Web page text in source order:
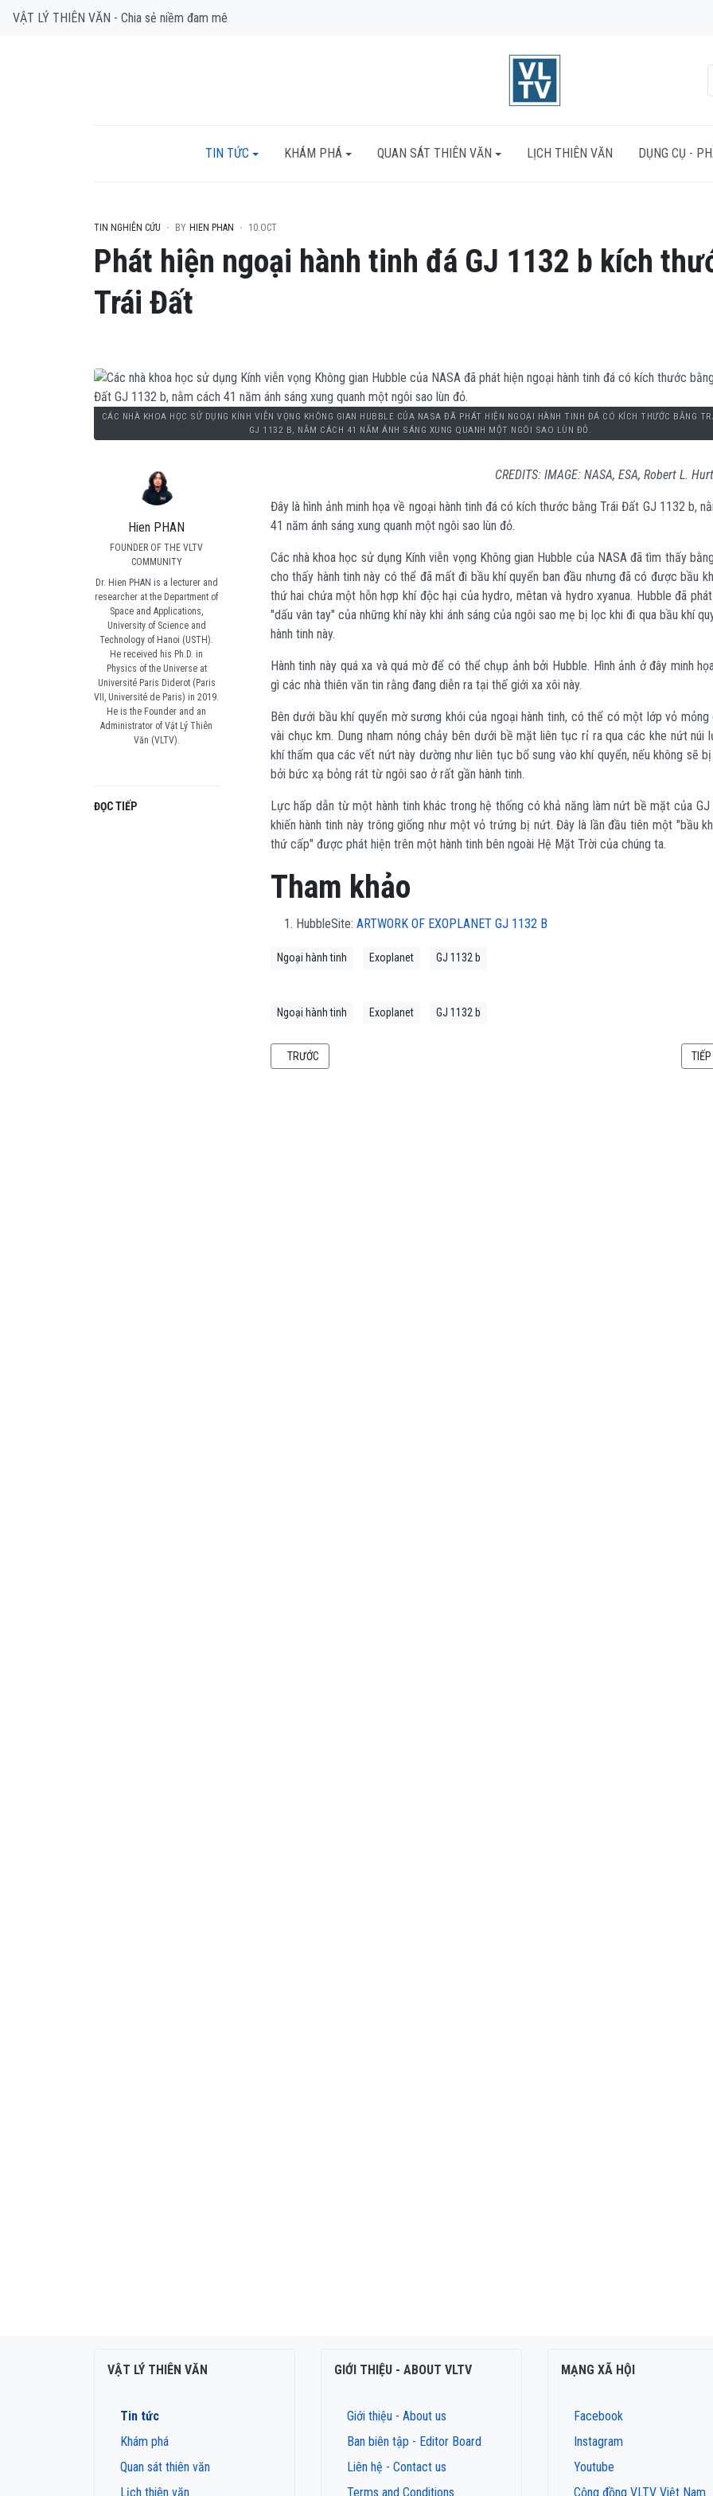
VẬT LÝ THIÊN VĂN - Chia sẻ niềm đam mê
TIN TỨC KHÁM PHÁ QUAN SÁT THIÊN VĂN LỊCH THIÊN VĂN DỤNG CỤ -
TIN NGHIÊN CỨU BY HIEN PHAN 10.OCT
Phát hiện ngoại hành tinh đá GJ 1132 b kích
Trái Đất
CÁC NHÀ KHOA HỌC SỬ DỤNG KÍNH VIỄN VỌNG KHÔNG GIAN HUBBLE CỦA NASA ĐÃ PHÁT HIỆN NGOẠI HÀNH TINH ĐÁ CÓ KÍCH THƯỚC BẰNG
GJ 1132 B, NẰM CÁCH 41 NĂM ÁNH SÁNG XUNG QUANH MỘT NGÔI SAO LÙN ĐỎ.
Hien PHAN
FOUNDER OF THE VLTV
COMMUNITY
Dr. Hien PHAN is a lecturer and
researcher at the Department of
Space and Applications,
University of Science and
Technology of Hanoi (USTH).
He received his Ph.D. in
Physics of the Universe at
Université Paris Diderot (Paris
VII, Université de Paris) in 2019.
He is the Founder and an
Administrator of Vật Lý Thiên
Văn (VLTV).
ĐỌC TIẾP
CREDITS: IMAGE: NASA, ESA, Robert L.
Đây là hình ảnh minh họa về ngoại hành tinh đá có kích thước bằng Trái Đất GJ 1132 b,
41 năm ánh sáng xung quanh một ngôi sao lùn đỏ.
Các nhà khoa học sử dụng Kính viễn vọng Không gian Hubble của NASA đã tìm thấy
cho thấy hành tinh này có thể đã mất đi bầu khí quyển ban đầu nhưng đã có được bầu
thứ hai chứa một hỗn hợp khí độc hại của hydro, mêtan và hydro xyanua. Hubble đã
"dấu vân tay" của những khí này khi ánh sáng của ngôi sao mẹ bị lọc khi đi qua bầu khí
hành tinh này.
Hành tinh này quá xa và quá mờ để có thể chụp ảnh bởi Hubble. Hình ảnh ở đây minh
gì các nhà thiên văn tin rằng đang diễn ra tại thế giới xa xôi này.
Bên dưới bầu khí quyển mờ sương khói của ngoại hành tinh, có thể có một lớp vỏ mỏng
vài chục km. Dung nham nóng chảy bên dưới bề mặt liên tục rỉ ra qua các khe nứt núi
khí thấm qua các vết nứt này dường như liên tục bổ sung vào khí quyển, nếu không sẽ
bởi bức xạ bỏng rát từ ngôi sao ở rất gần hành tinh.
Lực hấp dẫn từ một hành tinh khác trong hệ thống có khả năng làm nứt bề mặt của GJ
khiến hành tinh này trông giống như một vỏ trứng bị nứt. Đây là lần đầu tiên một "bầu
thứ cấp" được phát hiện trên một hành tinh bên ngoài Hệ Mặt Trời của chúng ta.
Tham khảo
HubbleSite: ARTWORK OF EXOPLANET GJ 1132 B
Ngoại hành tinh Exoplanet GJ 1132 b
Ngoại hành tinh Exoplanet GJ 1132 b
BÀI VIẾT TRƯỚC: BẦU KHÍ QUYỂN CỦA DIÊM VƯƠNG PLUTO ĐANG BIẾN MẤT
TRƯỚC BÀI
VẬT LÝ THIÊN VĂN
Tin tức
Khám phá
Quan sát thiên văn
Lịch thiên văn
GIỚI THIỆU - ABOUT VLTV
Giới thiệu - About us
Ban biên tập - Editor Board
Liên hệ - Contact us
Terms and Conditions
MẠNG XÃ HỘI
Facebook
Instagram
Youtube
Cộng đồng VLTV Việt Nam